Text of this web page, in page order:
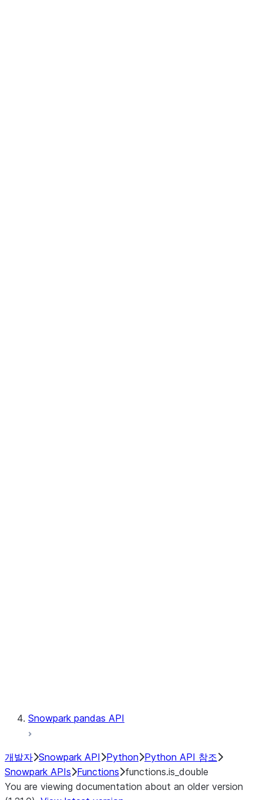
Snowpark pandas API
개발자 Snowpark API Python Python API 참조
Snowpark APIs Functions functions.is_double
You are viewing documentation about an older version